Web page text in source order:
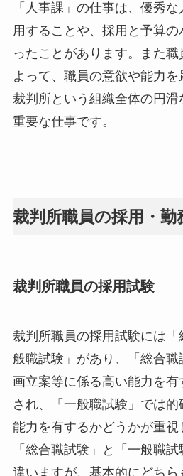
「人事課」の仕事は、優秀
用することや、採用と予算
ったことがあります。また
よって、職員の意欲や能力を
裁判所という組織全体の円滑
重要な仕事です。
裁判所職員の採用・勤
裁判所職員の採用試験
裁判所職員の採用試験には
般職試験」があり、「総合
画立案等に係る高い能力を
され、「一般職試験」では
能力を有するかどうかが重視
「総合職試験」と「一般職
違いますが、基本的にどち